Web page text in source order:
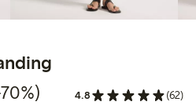
119,75 kr.399,00 kr.
rabat 4.8 (62)